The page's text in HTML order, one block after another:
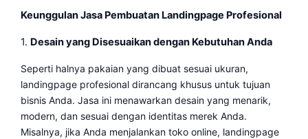
Keunggulan Jasa Pembuatan Landingpage Profesional
1. Desain yang Disesuaikan dengan Kebutuhan Anda
Seperti halnya pakaian yang dibuat sesuai ukuran,
landingpage profesional dirancang khusus untuk tujuan
bisnis Anda. Jasa ini menawarkan desain yang menarik,
modern, dan sesuai dengan identitas merek Anda.
Misalnya, jika Anda menjalankan toko online, landingpage